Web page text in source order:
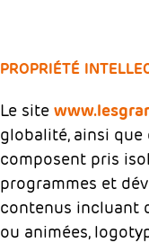
PROPRIÉTÉ
Le site
globalité, ainsi
composent pris
programmes et
contenus incluant
ou animées,